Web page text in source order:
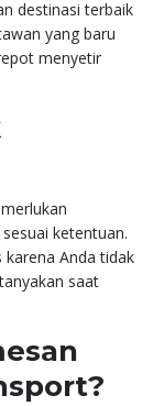
destinasi terbaik
yang baru
menyetir
ketentuan.
karena Anda tidak
saat